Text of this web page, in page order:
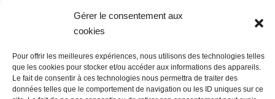
Gérer le consentement aux
cookies
Pour offrir les meilleures expériences, nous utilisons des technologies telles
que les cookies pour stocker et/ou accéder aux informations des appareils.
Le fait de consentir à ces technologies nous permettra de traiter des
données telles que le comportement de navigation ou les ID uniques sur ce